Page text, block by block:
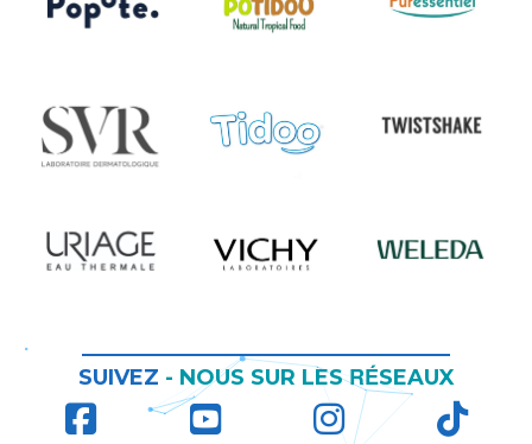
SUIVEZ - NOUS SUR LES RÉSEAUX